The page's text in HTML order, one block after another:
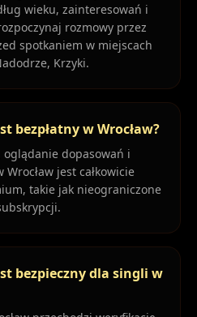
wieku, zainteresowań i
rozmowy przez
spotkaniem w miejscach
Krzyki.
bezpłatny w Wrocław?
dopasowań i
jest całkowicie
takie jak nieograniczone
bezpieczny dla singli w